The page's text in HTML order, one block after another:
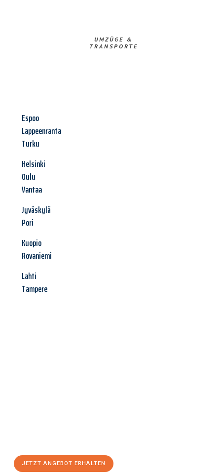
UMZÜGE &
TRANSPORTE
Espoo
Lappeenranta
Turku
Helsinki
Oulu
Vantaa
Jyväskylä
Pori
Kuopio
Rovaniemi
Lahti
Tampere
JETZT ANGEBOT ERHALTEN